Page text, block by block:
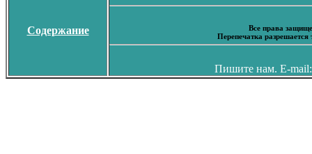
Содержание
Все права
Перепечатка
Пишите нам. E-